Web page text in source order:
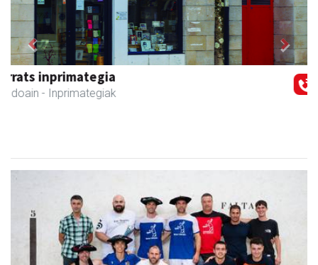
Adats ileapaindegi eta estetika
Andoain - Ile-apaindegiak
Previous Next